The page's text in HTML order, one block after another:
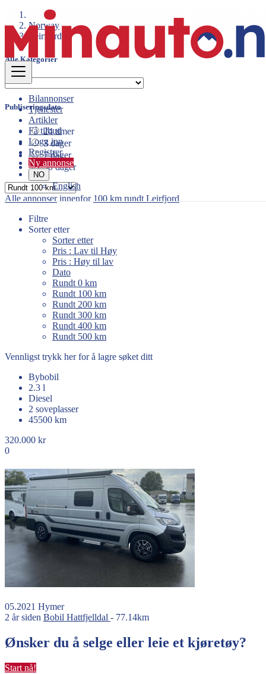
Bilannonser
Tjenester
Artikler
Få tilbud
Logg inn
Registrer
Ny annonse
NO
English
Norway
Leirfjord
Alle Kategorier
Publiseringsdato
24 timer
3 dager
7 dager
30 dager
Alle annonserinnenfor 100 km rundt Leirfjord
Filtre
Sorter etter
Sorter etter
Pris : Lav til Høy
Pris : Høy til lav
Dato
Rundt 0 km
Rundt 100 km
Rundt 200 km
Rundt 300 km
Rundt 400 km
Rundt 500 km
Vennligst trykk her for å lagre søket ditt
Bybobil
2.3 l
Diesel
2 soveplasser
45500 km
320.000 kr
0
05.2021 Hymer
2 år siden Bobil Hattfjelldal - 77.14km
Ønsker du å selge eller leie et kjøretøy?
Start nå!